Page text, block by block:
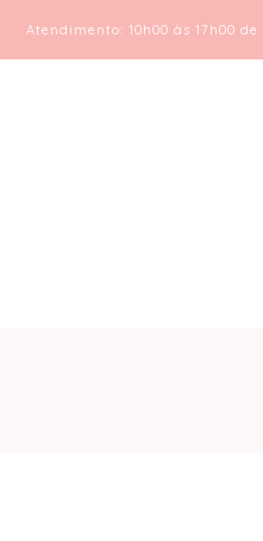
Atendimento: 10h00 às 17h00